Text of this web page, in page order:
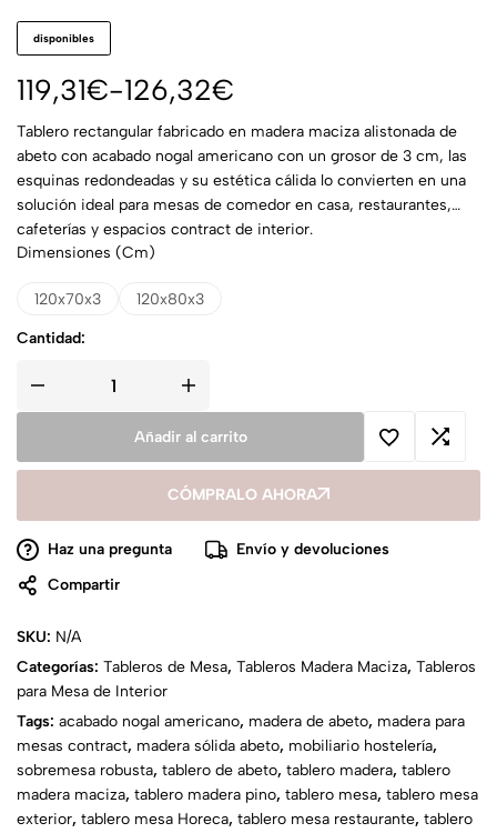
disponibles
119,31€-126,32€
Tablero rectangular fabricado en madera maciza alistonada de
abeto con acabado nogal americano con un grosor de 3 cm, las
esquinas redondeadas y su estética cálida lo convierten en una
solución ideal para mesas de comedor en casa, restaurantes,
cafeterías y espacios contract de interior.
Dimensiones (cm)
120x70x3 120x80x3
Cantidad:
Añadir al carrito
CÓMPRALO AHORA
Haz una pregunta
Envío y devoluciones
Compartir
SKU: N/A
Categorías: Tableros de Mesa, Tableros Madera Maciza, Tableros
para Mesa de Interior
Tags: acabado nogal americano, madera de abeto, madera para
mesas contract, madera sólida abeto, mobiliario hostelería,
sobremesa robusta, tablero de abeto, tablero madera, tablero
madera maciza, tablero madera pino, tablero mesa, tablero mesa
exterior, tablero mesa Horeca, tablero mesa restaurante, tablero